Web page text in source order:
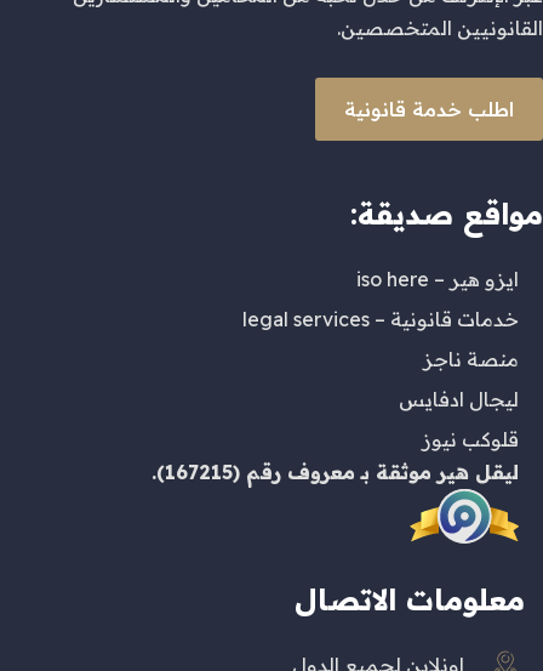
القانونيين المتخصصين.
اطلب خدمة قانونية
مواقع صديقة:
ايزو هير – iso here
خدمات قانونية – legal services
منصة ناجز
ليجال ادفايس
قلوكب نيوز
ليقل هير موثقة بـ معروف رقم (167215).
معلومات الاتصال
اونلاين لجميع الدول